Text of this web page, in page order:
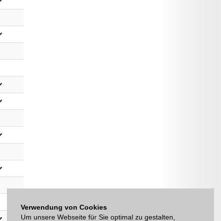
Verwendung von Cookies
Um unsere Webseite für Sie optimal zu gestalten,